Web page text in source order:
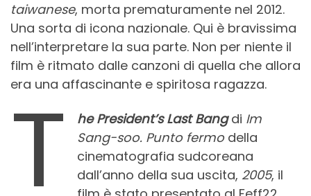
taiwanese, morta prematuramente nel 2012.
Una sorta di icona nazionale. Qui è bravissima
nell’interpretare la sua parte. Non per niente il
film è ritmato dalle canzoni di quella che allora
era una affascinante e spiritosa ragazza.
T he President’s Last Bangdi Im
Sang-soo. Punto fermo della
cinematografia sudcoreana
dall’anno della sua uscita, 2005, il